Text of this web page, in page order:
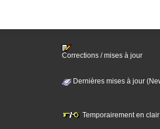
Corrections / mises à jour
Dernières mises à jour
Temporairement en